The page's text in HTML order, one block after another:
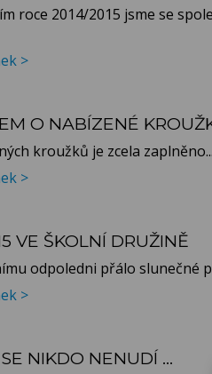
roce 2014/2015 jsme se
>
O NABÍZENÉ
kroužků je zcela zaplněno...
>
VE ŠKOLNÍ DRUŽINĚ
odpoledni přálo slunečné
>
NIKDO NENUDÍ ...